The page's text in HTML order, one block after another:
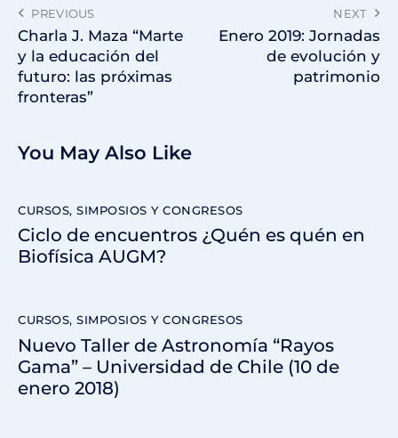
PREVIOUS
Charla J. Maza “Marte
y la educación del
futuro: las próximas
fronteras”
NEXT
Enero 2019: Jornadas
de evolución y
patrimonio
You May Also Like
CURSOS, SIMPOSIOS Y CONGRESOS
Ciclo de encuentros ¿Quén es quén en
Biofísica AUGM?
CURSOS, SIMPOSIOS Y CONGRESOS
Nuevo Taller de Astronomía “Rayos
Gama” – Universidad de Chile (10 de
enero 2018)